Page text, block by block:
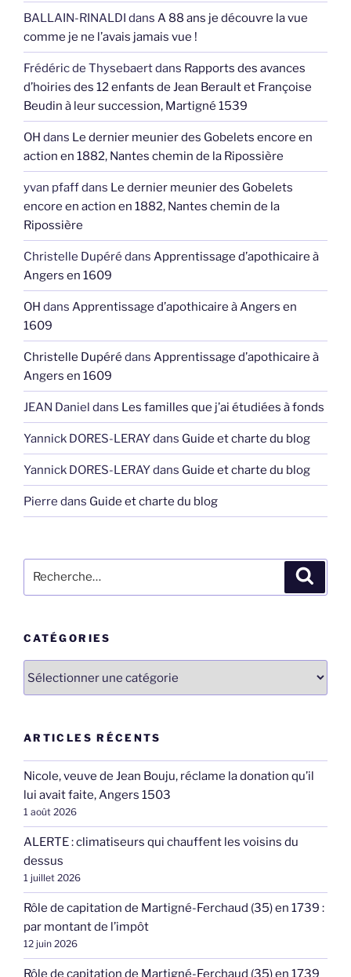
BALLAIN-RINALDI dans A 88 ans je découvre la vue
comme je ne l’avais jamais vue !
Frédéric de Thysebaertdans Rapports des avances
d’hoiries des 12 enfants de Jean Berault et Françoise
Beudin à leur succession, Martigné 1539
OH dans Le dernier meunier des Gobelets encore en
action en 1882, Nantes chemin de la Ripossière
yvan pfaffdans Le dernier meunier des Gobelets
encore en action en 1882, Nantes chemin de la
Ripossière
Christelle Dupéré dans Apprentissage d’apothicaire à
Angers en 1609
OH dans Apprentissage d’apothicaire à Angers en
1609
Christelle Dupéré dans Apprentissage d’apothicaire à
Angers en 1609
JEAN Daniel dans Les familles que j’ai étudiées à fonds
Yannick DORES-LERAYdans Guide et charte du blog
Yannick DORES-LERAYdans Guide et charte du blog
Pierre dans Guide et charte du blog
pour
CATÉGORIES
ARTICLES RÉCENTS
Nicole, veuve de Jean Bouju, réclame la donation qu’il
lui avait faite, Angers 1503
1 août 2026
ALERTE : climatiseurs qui chauffent les voisins du
dessus
1 juillet 2026
Rôle de capitation de Martigné-Ferchaud (35) en 1739 :
par montant de l’impôt
12 juin 2026